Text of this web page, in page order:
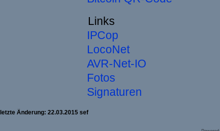
Links
IPCop
LocoNet
AVR-Net-IO
Fotos
Signaturen
letzte Änderung: 22.03.2015 sef